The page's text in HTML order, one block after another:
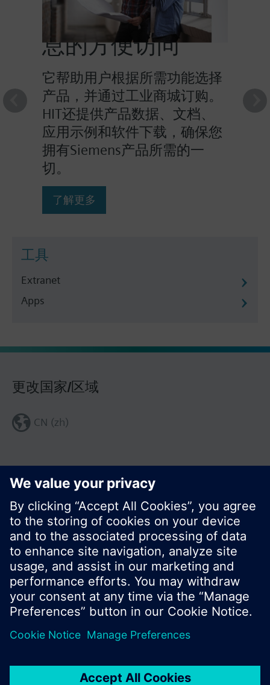
HIT提供对产品信
息的方便访问
它帮助用户根据所需功能选择
产品，并通过工业商城订购。
HIT还提供产品数据、文档、
应用示例和软件下载，确保您
拥有Siemens产品所需的一
切。
了解更多
工具
Extranet
Apps
更改国家/区域
CN (zh)